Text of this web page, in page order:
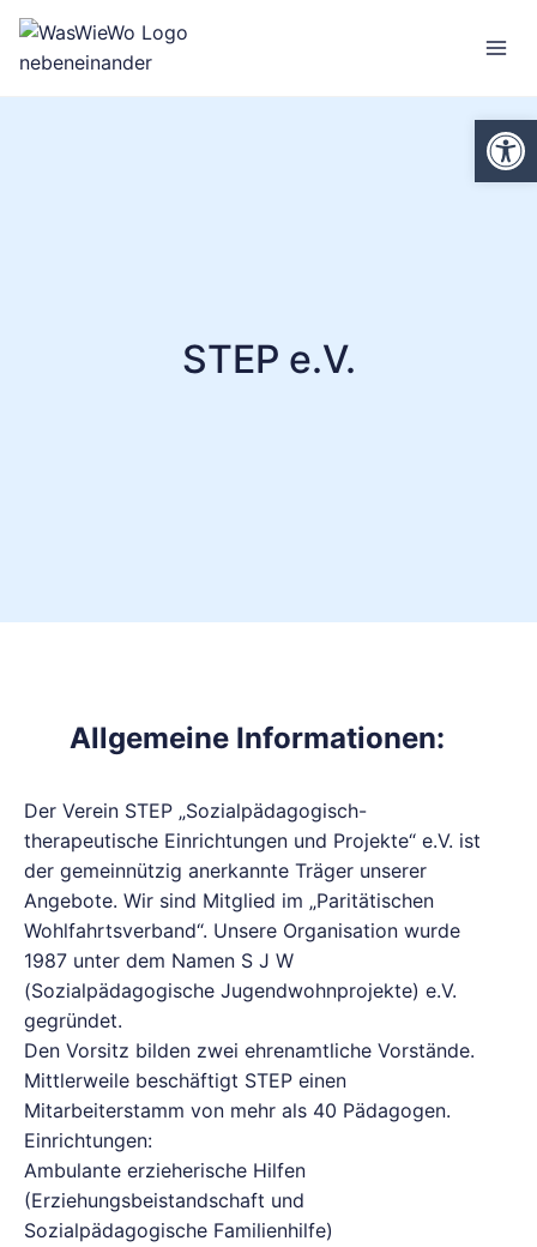
Zum
Inhalt
springen
STEP e.V.
Allgemeine Informationen:
Der Verein STEP „Sozialpädagogisch-
therapeutische Einrichtungen und Projekte“ e.V. ist
der gemeinnützig anerkannte Träger unserer
Angebote. Wir sind Mitglied im „Paritätischen
Wohlfahrtsverband“. Unsere Organisation wurde
1987 unter dem Namen S J W
(Sozialpädagogische Jugendwohnprojekte) e.V.
gegründet.
Den Vorsitz bilden zwei ehrenamtliche Vorstände.
Mittlerweile beschäftigt STEP einen
Mitarbeiterstamm von mehr als 40 Pädagogen.
Einrichtungen:
Ambulante erzieherische Hilfen
(Erziehungsbeistandschaft und
Sozialpädagogische Familienhilfe)